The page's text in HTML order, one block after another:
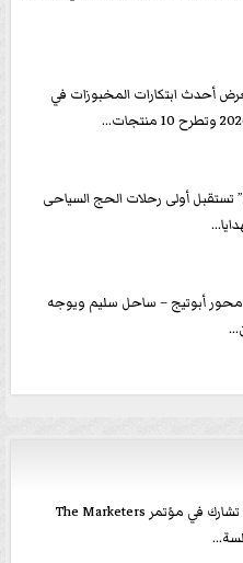
أحدث ابتكارات المخبوزات في
تستقبل أولى رحلات الحج السياحى
محور أبوتيج – ساحل سليم ويوجه
د. داليا أبو المجد تشارك في مؤتمر The Marketers